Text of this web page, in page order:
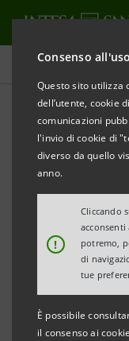
Consenso
Questo sito utilizza
dell’utente, cookie
comunicazioni
l'invio di cookie di
diverso da quello
anno.
!
Cliccando
acconsenti
potremo,
di
tue
È possibile
il consenso ai
Comunicati stampa
STAMPA AGGIORNA
Tiepolo.
Milano, Gallerie
Mostra a cura di
Morandotti
Sotto
Repubblica;